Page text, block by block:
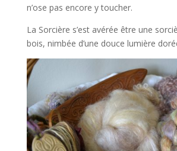
n’ose pas encore y toucher.
La Sorcière s’est avérée être une
bois, nimbée d’une douce lumière